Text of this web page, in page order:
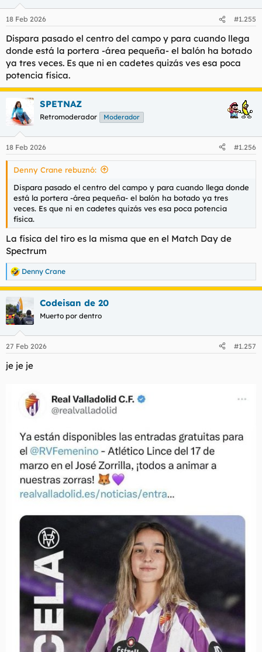
e
s
:
18 Feb 2026 #1.255
Dispara pasado el centro del campo y para cuando llega
donde está la portera -área pequeña- el balón ha botado
ya tres veces. Es que ni en cadetes quizás ves esa poca
potencia física.
SPETNAZ
Retromoderador Moderador
18 Feb 2026 #1.256
Denny Crane rebuznó:
Dispara pasado el centro del campo y para cuando llega donde
está la portera -área pequeña- el balón ha botado ya tres
veces. Es que ni en cadetes quizás ves esa poca potencia
física.
La física del tiro es la misma que en el Match Day de
Spectrum
R
e
a
c
c
i
e
:
Denny Crane
Codeisan de 20
Muerto por dentro
27 Feb 2026 #1.257
je je je